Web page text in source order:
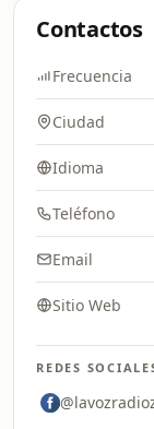
Contactos
Frecuencia
Ciudad
Idioma
Teléfono
Email
Sitio Web
REDES